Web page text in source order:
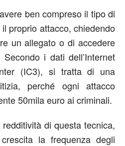
ben compreso il tipo di
proprio attacco, chiedendo
un allegato o di accedere
i dati dell’Internet
(IC3), si tratta di una
perché ogni attacco
50mila euro ai criminali.
di questa tecnica,
la frequenza degli